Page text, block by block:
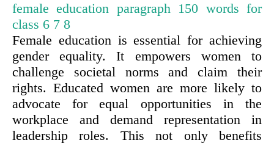
female education paragraph 150 words for
class 6 7 8
Female education is essential for achieving
gender equality. It empowers women to
challenge societal norms and claim their
rights. Educated women are more likely to
advocate for equal opportunities in the
workplace and demand representation in
leadership roles. This not only benefits